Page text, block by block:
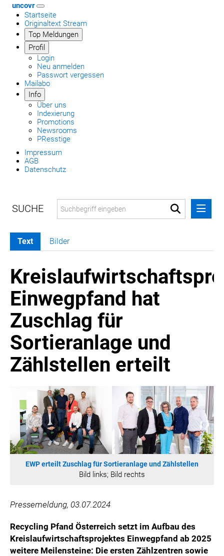
uncovr
Startseite
Originaltext Stream
Top Meldungen
Profil
Login
Neu anmelden
Passwort vergessen
Mailabo
Info
Über uns
Indexierung
Promotions
Newsrooms
PResstige
Impressum
AGB
Datenschutz
MELDUNGEN
COCA-COLA
COCA-COLA HBC ÖSTERREICH
RÖMERQUELLE
ÖSTERREICHISCHE SPORTHILFE
KESCH
BARFLY'S CLUB
SPORTS MEDIA AUSTRIA
RECYCLEMICH-INITIATIVE
VIER HOCH VIER
ALFIES
HANNERSBERG
WILHELM-EXNER-MEDAILLEN STIFTUNG
ADMIRAL SPORTWETTEN
TRÄGERVEREIN EINWEGPFAND
SPECIAL OLYMPICS ÖSTERREICH
Text Bilder
Einwegpfand hat
Zuschlag für
Sortieranlage und
Zählstellen erteilt
EWP erteilt Zuschlag für Sortieranlage und Zählstellen
Bild links; Bild rechts
Pressemeldung, 03.07.2024
Recycling Pfand Österreich setzt im Aufbau des
Kreislaufwirtschaftsprojektes Einwegpfand ab 2025
weitere Meilensteine: Die ersten Zählzentren sowie